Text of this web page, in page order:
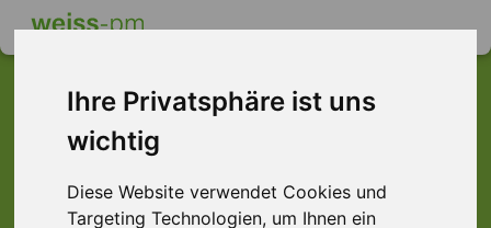
Ihre Privatsphäre ist uns
wichtig
Diese Website verwendet Cookies und
Targeting Technologien, um Ihnen ein
Dieser Job ist leider
nicht mehr verfügbar ...